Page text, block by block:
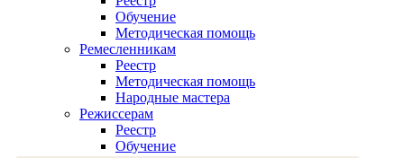
Обучение
Методическая помощь
Ремесленникам
Реестр
Методическая помощь
Народные мастера
Режиссерам
Реестр
Обучение